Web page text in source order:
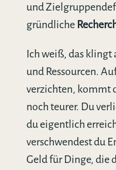
und
gründliche
Ich weiß, das klingt
und Ressourcen.
verzichten, kommt
noch teurer. Du
du eigentlich
verschwendest du
Geld für Dinge, die